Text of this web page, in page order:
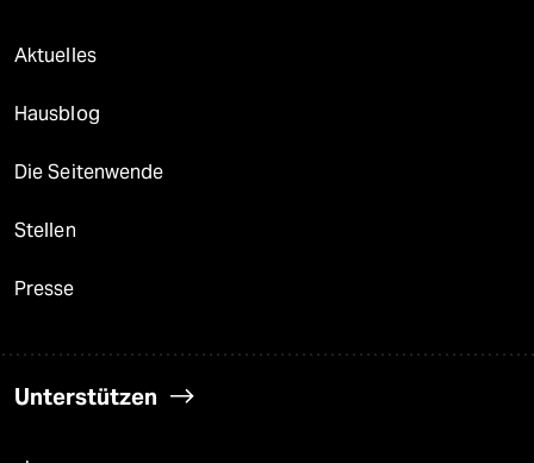
Aktuelles
Hausblog
Die Seitenwende
Stellen
Presse
Unterstützen